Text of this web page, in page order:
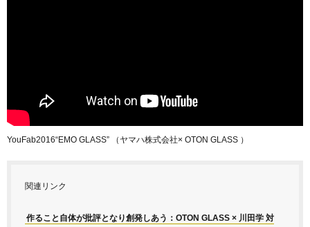
YouFab2016“EMO GLASS” （ヤマハ株式会社× OTON GLASS ）
関連リンク
作ること自体が批評となり創発しあう：OTON GLASS × 川田学 対